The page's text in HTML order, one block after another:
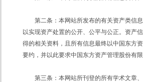
第二条：本网站所发布的有关资产类信息
以实现资产处置的公开、公平与公正。资产
得的相关资料，且所有信息最终以中国东方
要约，并以此要求中国东方资产管理股份有限
第三条：本网站所刊登的所有学术文章、